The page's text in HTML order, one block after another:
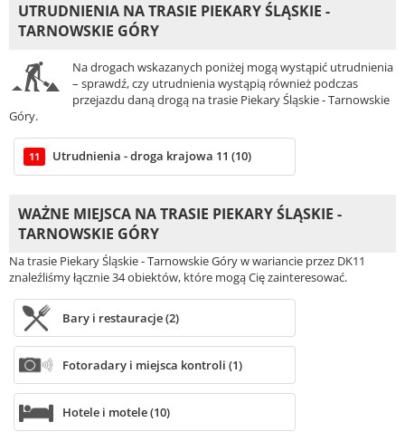
UTRUDNIENIA NA TRASIE PIEKARY ŚLĄSKIE -
TARNOWSKIE GÓRY
Na drogach wskazanych poniżej mogą wystąpić utrudnienia
– sprawdź, czy utrudnienia wystąpią również podczas
przejazdu daną drogą na trasie Piekary Śląskie - Tarnowskie
Góry.
11 Utrudnienia - droga krajowa 11 (10)
WAŻNE MIEJSCA NA TRASIE PIEKARY ŚLĄSKIE -
TARNOWSKIE GÓRY
Na trasie Piekary Śląskie - Tarnowskie Góry w wariancie przez DK11
znaleźliśmy łącznie 34 obiektów, które mogą Cię zainteresować.
Bary i restauracje (2)
Fotoradary i miejsca kontroli (1)
Hotele i motele (10)